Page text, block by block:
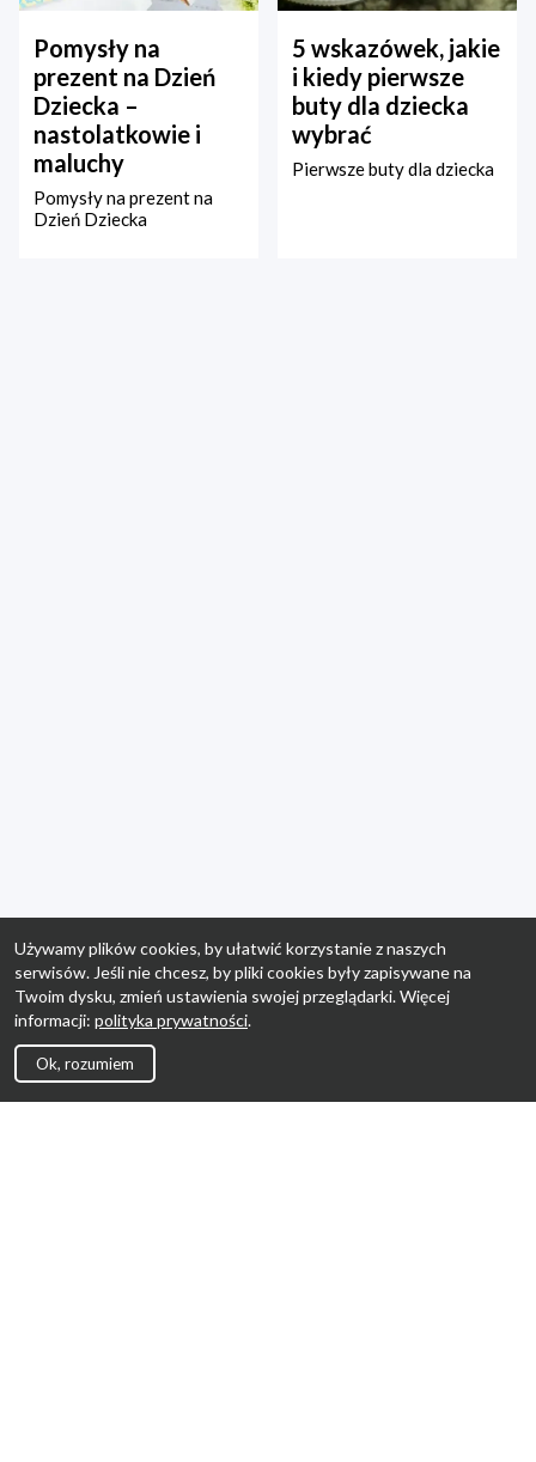
Pomysły na
prezent na Dzień
Dziecka –
nastolatkowie i
maluchy
Pomysły na prezent na
Dzień Dziecka
5 wskazówek, jakie
i kiedy pierwsze
buty dla dziecka
wybrać
Pierwsze buty dla dziecka
Używamy plików cookies, by ułatwić korzystanie z naszych
serwisów. Jeśli nie chcesz, by pliki cookies były zapisywane na
Twoim dysku, zmień ustawienia swojej przeglądarki. Więcej
informacji: polityka prywatności.
Ok, rozumiem